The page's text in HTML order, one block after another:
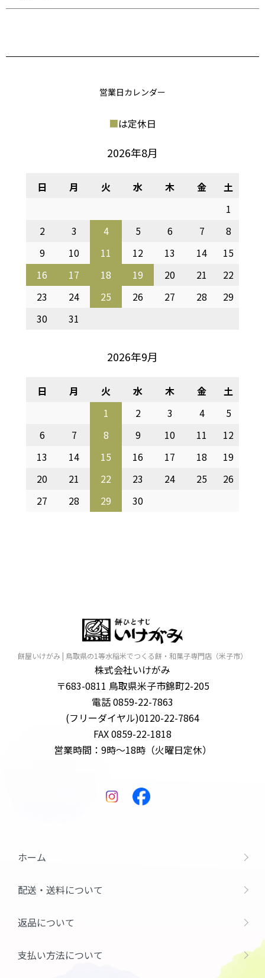
営業日カレンダー
■は定休日
2026年8月
日 月 火 水 木 金
土
1
2
3 4 5 6 7
8
9
10 11 12 13 14
15
16
17 18 19 20 21
22
23
24 25 26 27 28
29
30
31
2026年9月
日 月 火 水 木 金
土
1
2 3 4
5
6
7 8 9 10 11
12
13
14 15 16 17 18
19
20
21 22 23 24 25
26
27
28 29 30
餅屋いけがみ | 鳥取県の1等水稲米でつくる餅・和菓子専門店（米子市）
株式会社いけがみ
〒683-0811 鳥取県米子市錦町2-205
電話 0859-22-7863
(フリーダイヤル)0120-22-7864
FAX 0859-22-1818
営業時間：9時～18時（火曜日定休）
ホーム
配送・送料について
返品について
支払い方法について